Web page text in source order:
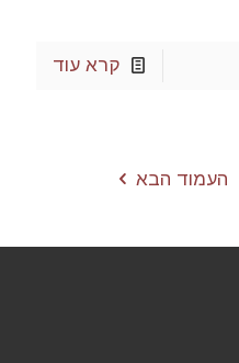
קרא עוד
העמוד הבא